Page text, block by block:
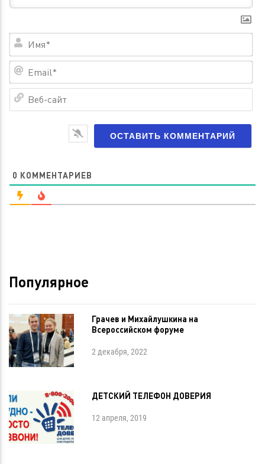
0 КОММЕНТАРИЕВ
Популярное
Грачев и Михайлушкина на
Всероссийском форуме
2 декабря, 2022
ДЕТСКИЙ ТЕЛЕФОН ДОВЕРИЯ
12 апреля, 2019